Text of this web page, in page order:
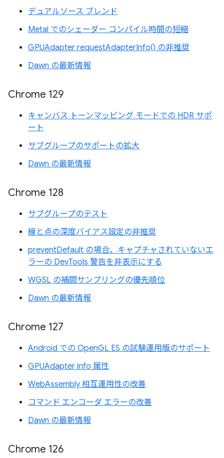
デュアルソース ブレンド
Metal でのシェーダー コンパイル時間の短縮
GPUAdapter requestAdapterInfo() の非推奨
Dawn の最新情報
Chrome 129
キャンバス トーンマッピング モードでの HDR サポ
ート
サブグループのサポートの拡大
Dawn の最新情報
Chrome 128
サブグループのテスト
線と点の深度バイアス設定の非推奨
preventDefault の場合、キャプチャされていないエ
ラーの DevTools 警告を非表示にする
WGSL の補間サンプリングの優先順位
Dawn の最新情報
Chrome 127
Android での OpenGL ES の試験運用版のサポート
GPUAdapter info 属性
WebAssembly 相互運用性の改善
コマンド エンコーダ エラーの改善
Dawn の最新情報
Chrome 126